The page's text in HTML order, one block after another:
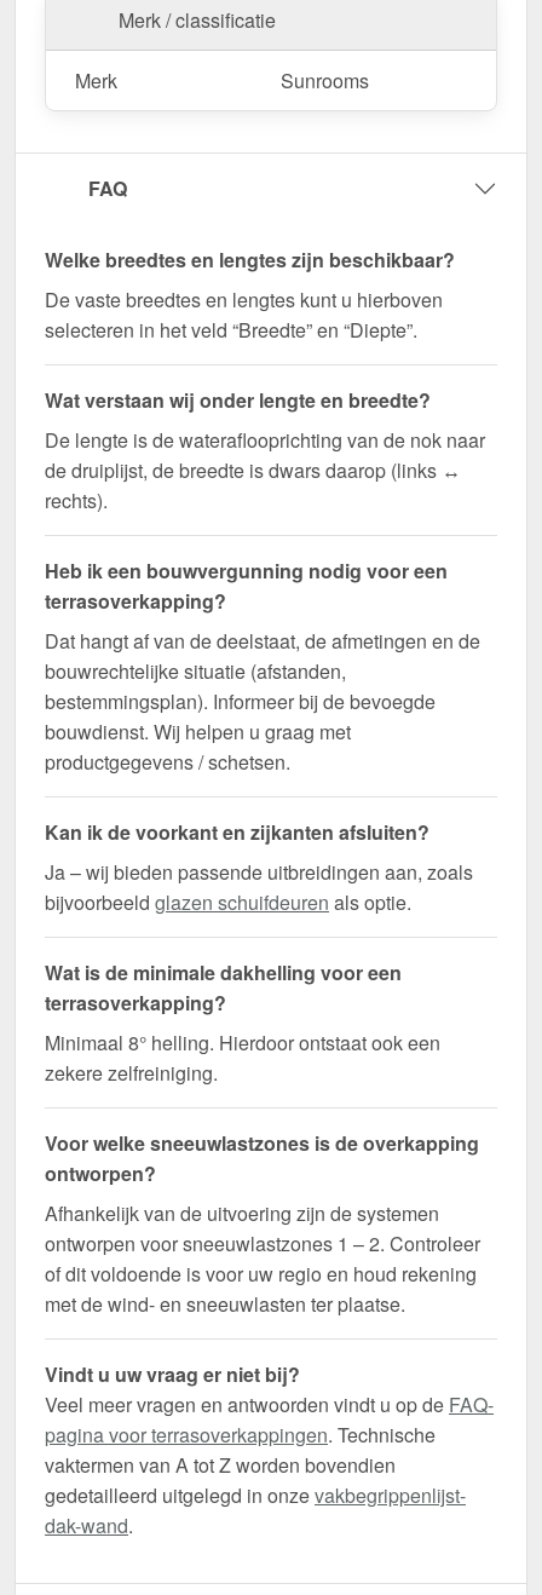
Merk / classificatie
Merk Sunrooms
FAQ
Welke breedtes en lengtes zijn beschikbaar?
De vaste breedtes en lengtes kunt u hierboven
selecteren in het veld “Breedte” en “Diepte”.
Wat verstaan wij onder lengte en breedte?
De lengte is de wateraflooprichting van de nok naar
de druiplijst, de breedte is dwars daarop (links ↔
rechts).
Heb ik een bouwvergunning nodig voor een
terrasoverkapping?
Dat hangt af van de deelstaat, de afmetingen en de
bouwrechtelijke situatie (afstanden,
bestemmingsplan). Informeer bij de bevoegde
bouwdienst. Wij helpen u graag met
productgegevens / schetsen.
Kan ik de voorkant en zijkanten afsluiten?
Ja – wij bieden passende uitbreidingen aan, zoals
bijvoorbeeld glazen schuifdeuren als optie.
Wat is de minimale dakhelling voor een
terrasoverkapping?
Minimaal 8° helling. Hierdoor ontstaat ook een
zekere zelfreiniging.
Voor welke sneeuwlastzones is de overkapping
ontworpen?
Afhankelijk van de uitvoering zijn de systemen
ontworpen voor sneeuwlastzones 1 – 2. Controleer
of dit voldoende is voor uw regio en houd rekening
met de wind- en sneeuwlasten ter plaatse.
Vindt u uw vraag er niet bij?
Veel meer vragen en antwoorden vindt u op de FAQ-
pagina voor terrasoverkappingen. Technische
vaktermen van A tot Z worden bovendien
gedetailleerd uitgelegd in onzevakbegrippenlijst-
dak-wand.